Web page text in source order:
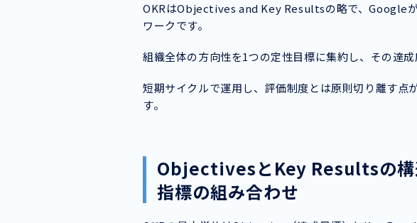
OKRはObjectives and Key Resultsの略で、Google
ワークです。
組織全体の方向性を1つの定性目標に集約し、その達成
短期サイクルで運用し、評価制度とは原則切り離す点
す。
ObjectivesとKey Resultsの構
指標の組み合わせ